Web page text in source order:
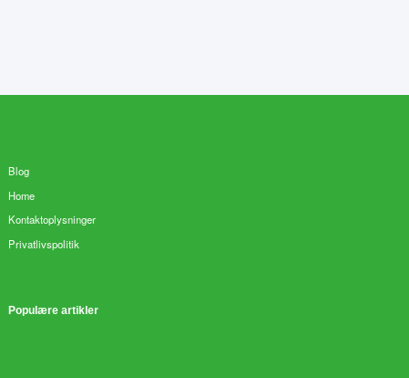
Blog
Home
Kontaktoplysninger
Privatlivspolitik
Populære artikler